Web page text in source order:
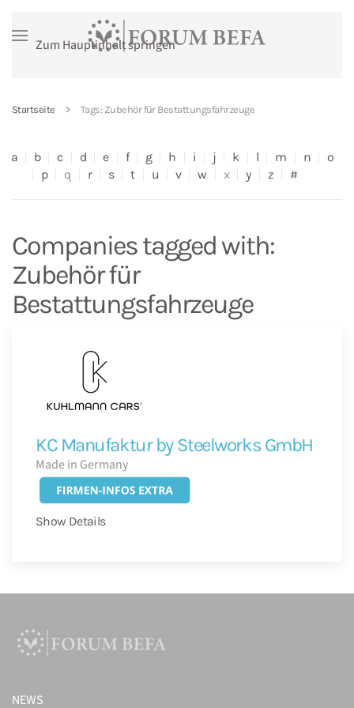
Zum Hauptinhalt springen
Startseite Tags: Zubehör für Bestattungsfahrzeuge
a b c d e f g h i j k l m n
o
p
q r s t u v w x y z #
Companies tagged with:
Zubehör für
Bestattungsfahrzeuge
KC Manufaktur by Steelworks GmbH
Made in Germany
Show Details
NEWS